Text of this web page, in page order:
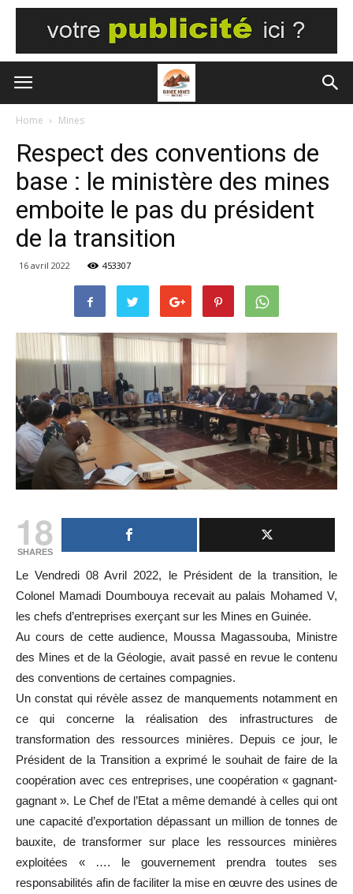
Home Mines
Respect des conventions de
base : le ministère des mines
emboite le pas du président
de la transition
16 avril 2022 453307
18
SHARES
Le Vendredi 08 Avril 2022, le Président de la transition, le
Colonel Mamadi Doumbouya recevait au palais Mohamed V,
les chefs d’entreprises exerçant sur les Mines en Guinée.
Au cours de cette audience, Moussa Magassouba, Ministre
des Mines et de la Géologie, avait passé en revue le contenu
des conventions de certaines compagnies.
Un constat qui révèle assez de manquements notamment en
ce qui concerne la réalisation des infrastructures de
transformation des ressources minières. Depuis ce jour, le
Président de la Transition a exprimé le souhait de faire de la
coopération avec ces entreprises, une coopération « gagnant-
gagnant ». Le Chef de l’Etat a même demandé à celles qui ont
une capacité d’exportation dépassant un million de tonnes de
bauxite, de transformer sur place les ressources minières
exploitées « …. le gouvernement prendra toutes ses
responsabilités afin de faciliter la mise en œuvre des usines de